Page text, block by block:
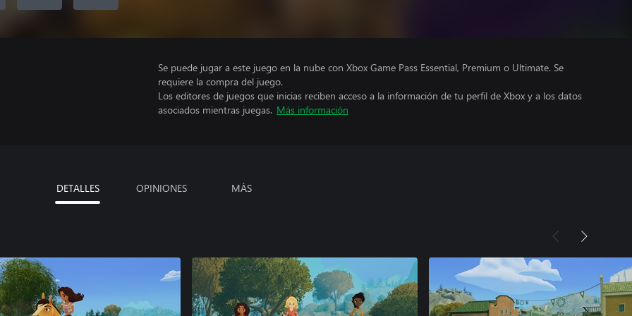
Se puede jugar a este juego en la nube con Xbox Game Pass Essential, Premium o Ultimate. Se
requiere la compra del juego.
Los editores de juegos que inicias reciben acceso a la información de tu perfil de Xbox y a los datos
asociados mientras juegas. Más información
DETALLES OPINIONES MÁS